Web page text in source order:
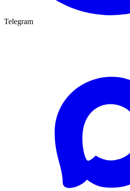
Telegram